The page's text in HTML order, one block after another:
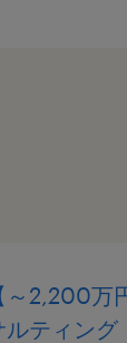
～2,200万
ルティング